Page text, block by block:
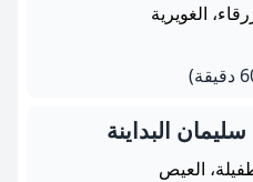
الغويرية
البداينة
العيص